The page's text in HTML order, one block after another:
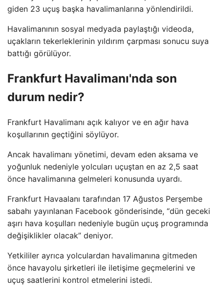
giden 23 uçuş başka havalimanlarına yönlendirildi.
Havalimanının sosyal medyada paylaştığı videoda,
uçakların tekerleklerinin yıldırım çarpması sonucu suya
battığı görülüyor.
Frankfurt Havalimanı'nda son
durum nedir?
Frankfurt Havalimanı açık kalıyor ve en ağır hava
koşullarının geçtiğini söylüyor.
Ancak havalimanı yönetimi, devam eden aksama ve
yoğunluk nedeniyle yolcuları uçuştan en az 2,5 saat
önce havalimanına gelmeleri konusunda uyardı.
Frankfurt Havaalanı tarafından 17 Ağustos Perşembe
sabahı yayınlanan Facebook gönderisinde, “dün geceki
aşırı hava koşulları nedeniyle bugün uçuş programında
değişiklikler olacak” deniyor.
Yetkililer ayrıca yolculardan havalimanına gitmeden
önce havayolu şirketleri ile iletişime geçmelerini ve
uçuş saatlerini kontrol etmelerini istedi.